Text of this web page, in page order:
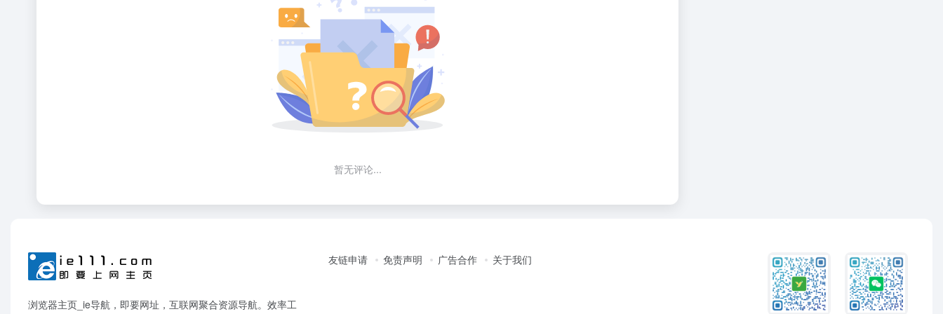
暂无评论...
浏览器主页_ie导航，即要网址，互联网聚合资源导航。效率工
友链申请 免责声明 广告合作 关于我们